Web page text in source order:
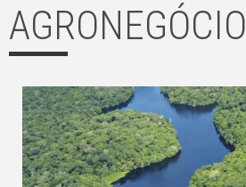
AGRONEGÓCIO